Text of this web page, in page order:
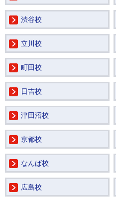
渋谷校
立川校
町田校
日吉校
津田沼校
京都校
なんば校
広島校